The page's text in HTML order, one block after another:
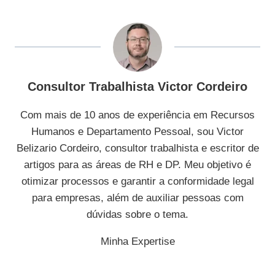
Consultor Trabalhista Victor Cordeiro
Com mais de 10 anos de experiência em Recursos
Humanos e Departamento Pessoal, sou Victor
Belizario Cordeiro, consultor trabalhista e escritor de
artigos para as áreas de RH e DP. Meu objetivo é
otimizar processos e garantir a conformidade legal
para empresas, além de auxiliar pessoas com
dúvidas sobre o tema.
Minha Expertise